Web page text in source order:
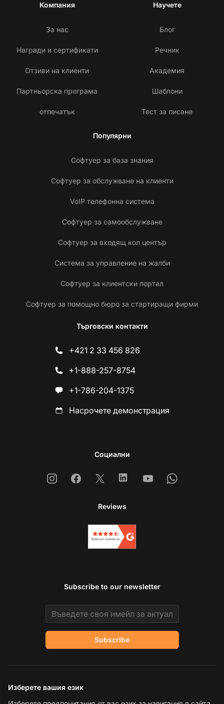
Компания
За нас
Награди и сертификати
Отзиви на клиенти
Партньорска програма
отпечатък
Научете
Блог
Речник
Академия
Шаблони
Тест за писане
Популярни
Софтуер за база знания
Софтуер за обслужване на клиенти
VoIP телефонна система
Софтуер за самообслужване
Софтуер за входящ кол център
Система за управление на жалби
Софтуер за клиентски портал
Софтуер за помощно бюро за стартиращи фирми
Търговски контакти
+421 2 33 456 826
+1-888-257-8754
+1-786-204-1375
Насрочете демонстрация
Социални
InstagramFacebook
X LinkedinYoutubeWhatsapp
Reviews
Subscribe to our newsletter
Email address
Subscribe
Изберете вашия език